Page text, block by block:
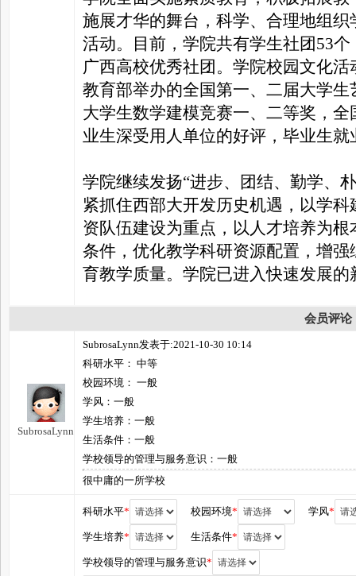
施展才华的舞台，科学、合理地组
活动。目前，学院共有学生社团53
广西高校优秀社团。学院校园文化
教育部举办的全国第一、二届大学
大学生数学建模竞赛一、二等奖，
业生深受用人单位的好评，毕业生
学院继续发扬“进步、团结、勤学、
紧抓住西部大开发历史机遇，以学
资队伍建设为重点，以人才培养为
条件，优化教学科研资源配置，增
育教学质量。学院已进入快速发展的
会员评论
SubrosaLynn
SubrosaLynn发表于:2021-10-30 10:14
科研水平： 中等
校园环境： 一般
学风：一般
学生培养：一般
生活条件：一般
学校领导的管理与服务意识：一般
很中庸的一所学校
科研水平* 校园环境* 学风*
学生培养* 生活条件*
学校领导的管理与服务意识*